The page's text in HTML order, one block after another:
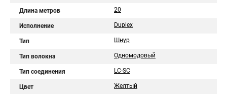
Длина метров 20
Исполнение Duplex
Тип Шнур
Тип волокна Одномодовый
Тип соединения LC-SC
Цвет Желтый